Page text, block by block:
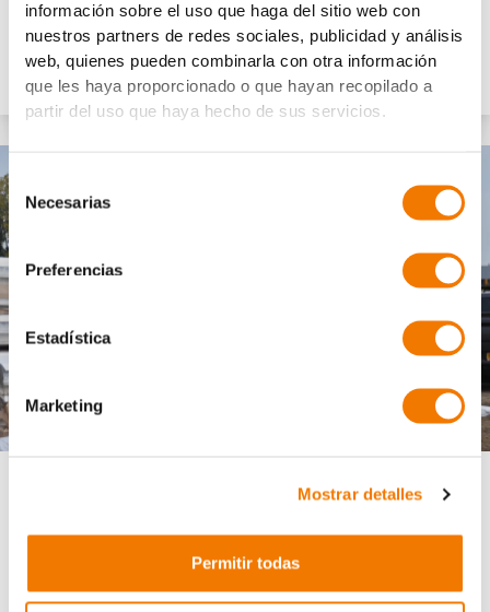
información sobre el uso que haga del sitio web con
nuestros partners de redes sociales, publicidad y análisis
web, quienes pueden combinarla con otra información
que les haya proporcionado o que hayan recopilado a
partir del uso que haya hecho de sus servicios.
Selección
de
consentimiento
Necesarias
Preferencias
Estadística
Marketing
Mostrar detalles
Permitir todas
Meer over dit project
veilig kan werken. Of je nu meewerkt op de bouwplaats of een project